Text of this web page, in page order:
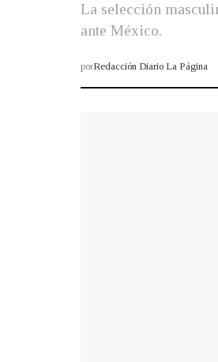
La selección
ante México.
porRedacción Diario La Página